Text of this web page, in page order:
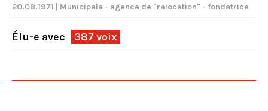
20.08.1971 | Municipale - agence de "relocation" - fondatrice
Élu-e avec 387 voix